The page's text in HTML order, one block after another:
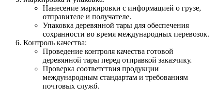
Нанесение маркировки с информацией о грузе,
отправителе и получателе.
Упаковка деревянной тары для обеспечения
сохранности во время международных перевозок.
Контроль качества:
Проведение контроля качества готовой
деревянной тары перед отправкой заказчику.
Проверка соответствия продукции
международным стандартам и требованиям
почтовых служб.